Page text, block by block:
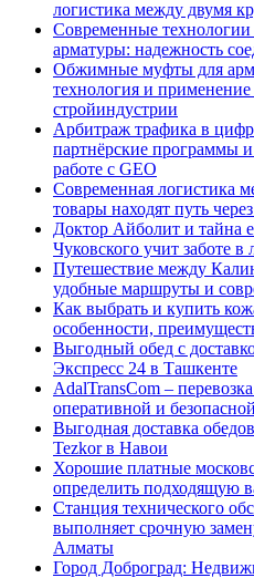
логистика между двумя
Современные технологии
арматуры: надежность
Обжимные муфты для
технология и
стройиндустрии
Арбитраж трафика в
партнёрские программы
работе с GEO
Современная логистика
товары находят путь
Доктор Айболит и тайна
Чуковского учит заботе в
Путешествие между
удобные маршруты и
Как выбрать и купить
особенности,
Выгодный обед с
Экспресс 24 в Ташкенте
AdalTransCom –
оперативной и
Выгодная доставка
Tezkor в Навои
Хорошие платные
определить подходящую
Станция технического
выполняет срочную
Алматы
Город Доброград: